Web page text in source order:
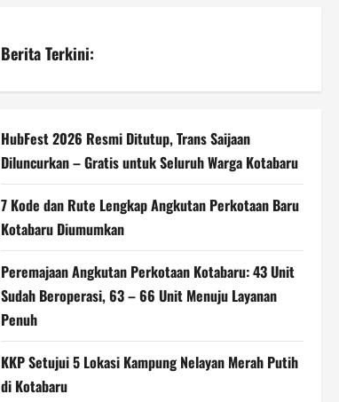
Berita Terkini:
HubFest 2026 Resmi Ditutup, Trans Saijaan
Diluncurkan – Gratis untuk Seluruh Warga Kotabaru
7 Kode dan Rute Lengkap Angkutan Perkotaan Baru
Kotabaru Diumumkan
Peremajaan Angkutan Perkotaan Kotabaru: 43 Unit
Sudah Beroperasi, 63 – 66 Unit Menuju Layanan
Penuh
KKP Setujui 5 Lokasi Kampung Nelayan Merah Putih
di Kotabaru